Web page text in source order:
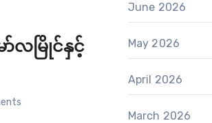
လမြိုင်နှင့်
June 2026
May 2026
April 2026
March 2026